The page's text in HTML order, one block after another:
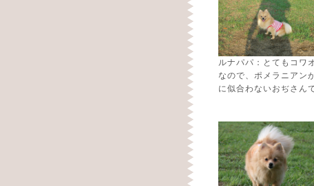
ルナパパ：とてもコワ
なので、ポメラニアン
に似合わないおぢさん